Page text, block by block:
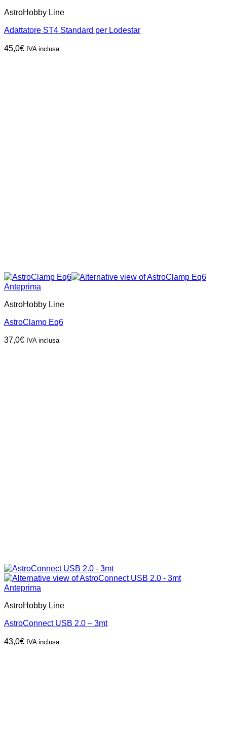
AstroHobby Line
Adattatore ST4 Standard per Lodestar
45,0€ IVA inclusa
Anteprima
AstroHobby Line
AstroClamp Eq6
37,0€ IVA inclusa
Anteprima
AstroHobby Line
AstroConnect USB 2.0 – 3mt
43,0€ IVA inclusa